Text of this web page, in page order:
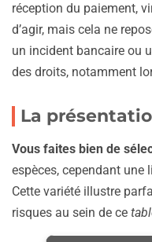
réception du paiement,
d’agir, mais cela ne
un incident bancaire ou
des droits, notamment
La
Vous faites bien de
espèces, cependant une
Cette variété illustre
risques au sein de ce